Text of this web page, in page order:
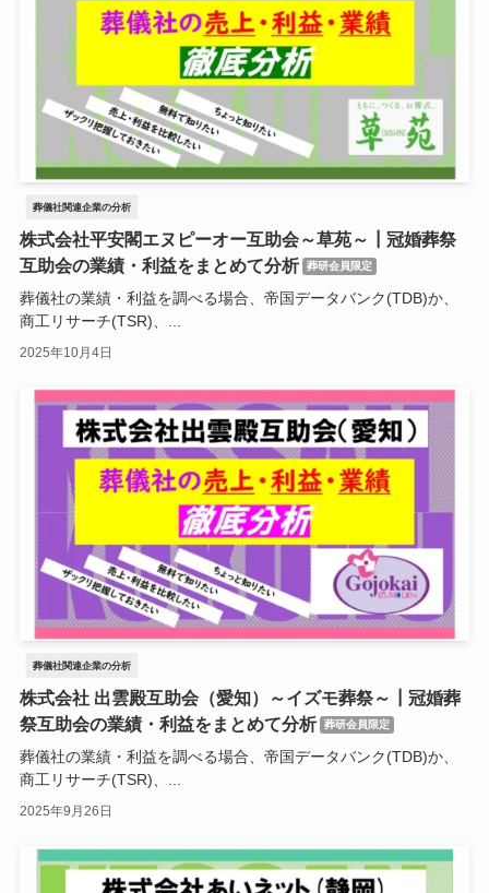
葬儀社関連企業の分析
株式会社平安閣エヌピーオー互助会～草苑～┃冠婚葬祭
互助会の業績・利益をまとめて分析
葬研会員限定
葬儀社の業績・利益を調べる場合、帝国データバンク(TDB)か、
商工リサーチ(TSR)、...
2025年10月4日
葬儀社関連企業の分析
株式会社 出雲殿互助会（愛知）～イズモ葬祭～┃冠婚葬
祭互助会の業績・利益をまとめて分析
葬研会員限定
葬儀社の業績・利益を調べる場合、帝国データバンク(TDB)か、
商工リサーチ(TSR)、...
2025年9月26日